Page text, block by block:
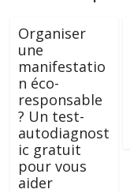
Organiser
une
manifestatio
n éco-
responsable
? Un test-
autodiagnost
ic gratuit
pour vous
aider